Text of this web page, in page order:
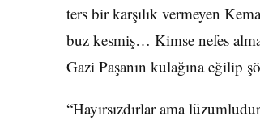
ters bir karşılık vermeyen
buz kesmiş… Kimse nefes
Gazi Paşanın kulağına eğilip
“Hayırsızdırlar ama